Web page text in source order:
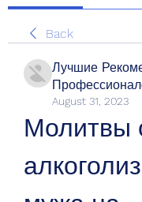
Back
Лучшие
August 31, 2023
Молитвы